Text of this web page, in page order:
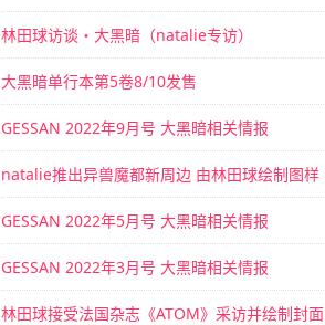
林田球访谈・大黑暗（natalie专访）
大黑暗单行本第5卷8/10发售
GESSAN 2022年9月号 大黑暗相关情报
natalie推出异兽魔都新周边 由林田球绘制图样
GESSAN 2022年5月号 大黑暗相关情报
GESSAN 2022年3月号 大黑暗相关情报
林田球接受法国杂志《ATOM》采访并绘制封面